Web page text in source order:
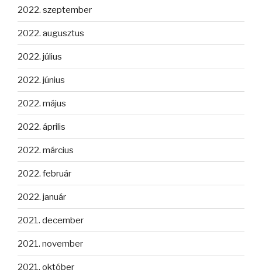
2022. szeptember
2022. augusztus
2022. július
2022. június
2022. május
2022. április
2022. március
2022. február
2022. január
2021. december
2021. november
2021. október